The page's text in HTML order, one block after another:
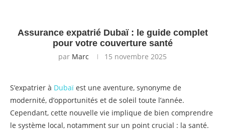
Assurance expatrié Dubaï : le guide complet
pour votre couverture santé
par Marc 15 novembre 2025
S’expatrier à Dubaï est une aventure, synonyme de
modernité, d’opportunités et de soleil toute l’année.
Cependant, cette nouvelle vie implique de bien comprendre
le système local, notamment sur un point crucial : la santé.